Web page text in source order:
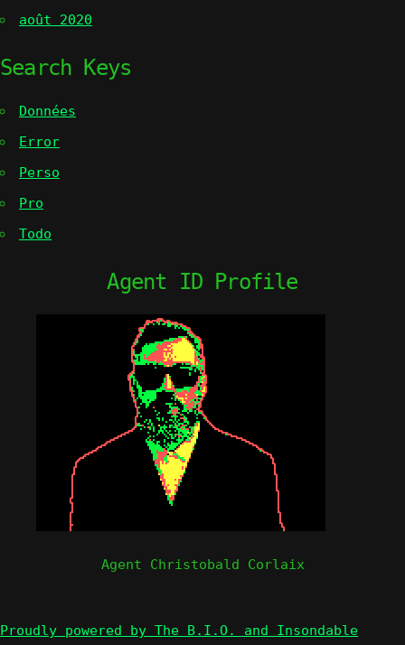
août 2020
Search Keys
Données
Error
Perso
Pro
Todo
Agent ID Profile
Agent Christobald Corlaix
Proudly powered by The B.I.O. and Insondable